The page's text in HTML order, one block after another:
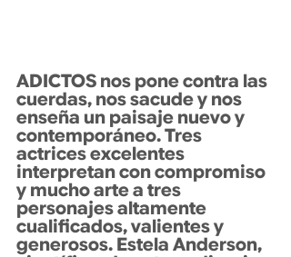
ADICTOS nos pone contra las
cuerdas, nos sacude y nos
enseña un paisaje nuevo y
contemporáneo. Tres
actrices excelentes
interpretan con compromiso
y mucho arte a tres
personajes altamente
cualificados, valientes y
generosos. Estela Anderson,